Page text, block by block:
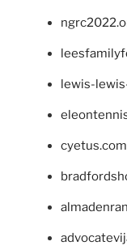
lewis-
cyetus.com